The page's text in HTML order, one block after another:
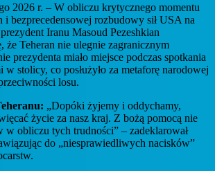
2026 r. – W obliczu krytycznego momentu
bezprecedensowej rozbudowy sił USA na
Iranu Masoud Pezeshkian
że Teheran nie ulegnie zagranicznym
prezydenta miało miejsce podczas spotkania
stolicy, co posłużyło za metaforę narodowej
losu.
„Dopóki żyjemy i oddychamy,
życie za nasz kraj. Z bożą pomocą nie
w obliczu tych trudności” – zadeklarował
do „niesprawiedliwych nacisków”